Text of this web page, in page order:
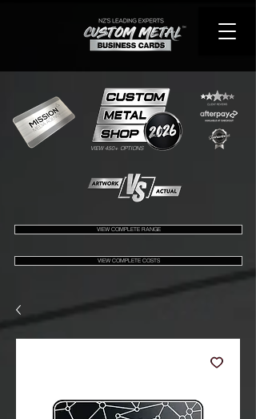
VIEW 450+ OPTIONS
VIEW COMPLETE RANGE
VIEW COMPLETE COSTS